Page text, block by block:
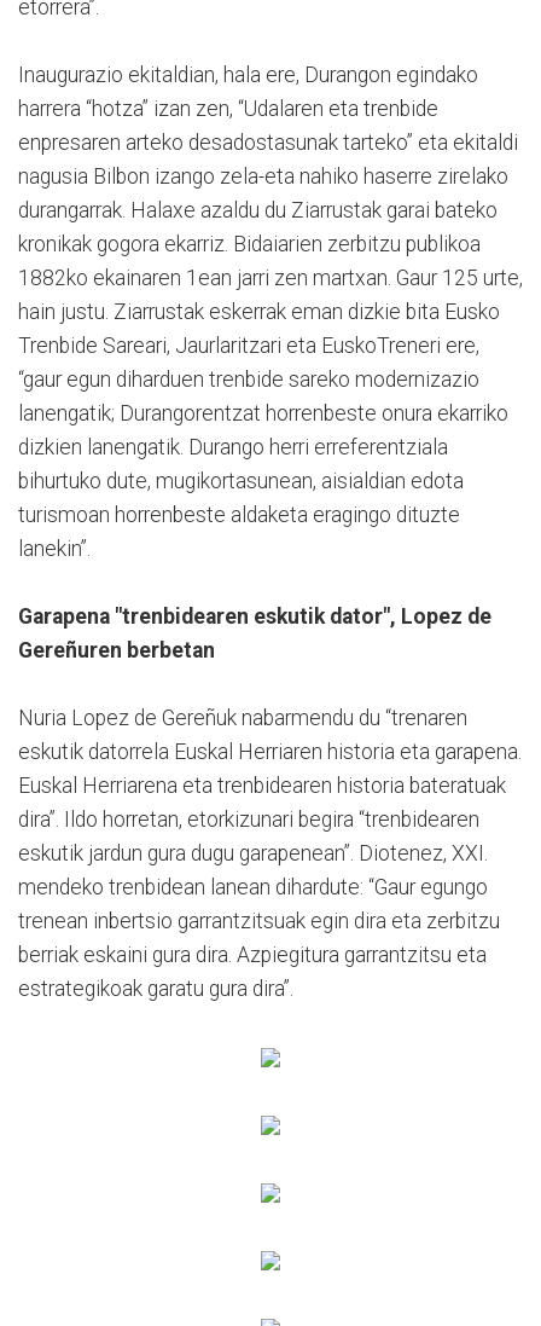
etorrera”.
Inaugurazio ekitaldian, hala ere, Durangon egindako
harrera “hotza” izan zen, “Udalaren eta trenbide
enpresaren arteko desadostasunak tarteko” eta ekitaldi
nagusia Bilbon izango zela-eta nahiko haserre zirelako
durangarrak. Halaxe azaldu du Ziarrustak garai bateko
kronikak gogora ekarriz. Bidaiarien zerbitzu publikoa
1882ko ekainaren 1ean jarri zen martxan. Gaur 125 urte,
hain justu. Ziarrustak eskerrak eman dizkie bita Eusko
Trenbide Sareari, Jaurlaritzari eta EuskoTreneri ere,
“gaur egun diharduen trenbide sareko modernizazio
lanengatik; Durangorentzat horrenbeste onura ekarriko
dizkien lanengatik. Durango herri erreferentziala
bihurtuko dute, mugikortasunean, aisialdian edota
turismoan horrenbeste aldaketa eragingo dituzte
lanekin”.
Garapena "trenbidearen eskutik dator", Lopez de
Gereñuren berbetan
Nuria Lopez de Gereñuk nabarmendu du “trenaren
eskutik datorrela Euskal Herriaren historia eta garapena.
Euskal Herriarena eta trenbidearen historia bateratuak
dira”. Ildo horretan, etorkizunari begira “trenbidearen
eskutik jardun gura dugu garapenean”. Diotenez, XXI.
mendeko trenbidean lanean dihardute: “Gaur egungo
trenean inbertsio garrantzitsuak egin dira eta zerbitzu
berriak eskaini gura dira. Azpiegitura garrantzitsu eta
estrategikoak garatu gura dira”.